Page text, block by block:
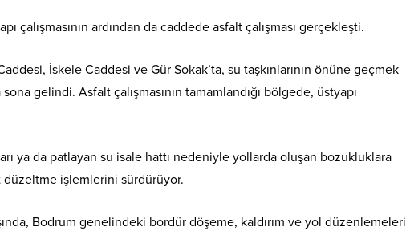
çalışmasının ardından da caddede asfalt çalışması gerçekleşti.
İskele Caddesi ve Gür Sokak’ta, su taşkınlarının önüne geçmek
gelindi. Asfalt çalışmasının tamamlandığı bölgede, üstyapı
ya da patlayan su isale hattı nedeniyle yollarda oluşan bozukluklara
işlemlerini sürdürüyor.
Bodrum genelindeki bordür döşeme, kaldırım ve yol düzenlemeleri